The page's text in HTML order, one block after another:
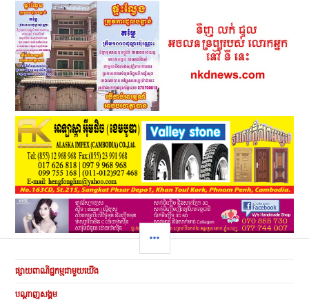
SIDEBAR
ផ្សាយពាណិជ្ជកម្មជាមួយយើង
បណ្ដាញសង្គម